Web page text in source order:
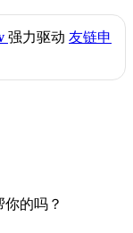
强力驱动 友链申
的吗？